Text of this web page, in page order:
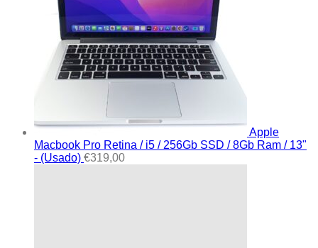
Apple
Macbook Pro Retina / i5 / 256Gb SSD / 8Gb Ram / 13"
- (Usado) €319,00